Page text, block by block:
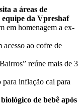
a áreas de
equipe da Vpreshaf
em homenagem a ex-
ao cofre de
reúne mais de 3
inflação cai para
de bebê após